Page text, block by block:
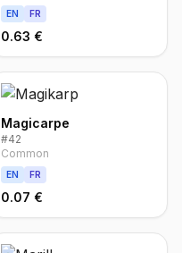
EN FR
0.63 €
Magicarpe
#42
Common
EN FR
0.07 €